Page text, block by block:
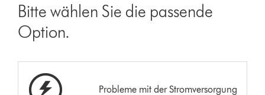
Bitte wählen Sie die passende
Option.
Probleme mit der Stromversorgung